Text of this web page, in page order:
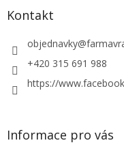
Kontakt
objednavky@
+420 315 691 988
https://
Informace pro vás